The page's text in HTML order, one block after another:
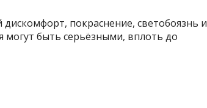
покраснение, светобоязнь и
могут быть серьёзными, вплоть до